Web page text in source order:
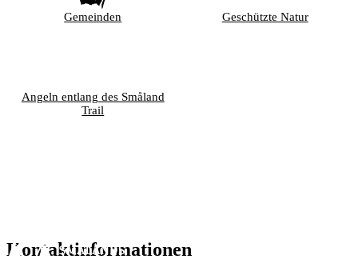
Gemeinden Geschützte Natur
Angeln entlang des Småland
Trail
Kontaktinformationen